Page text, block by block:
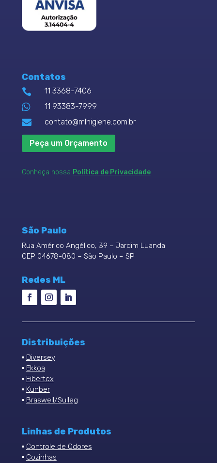
Contatos
 11 3368-7406
 11 93383-7999
 contato@mlhigiene.com.br
Peça um Orçamento
Conheça nossa Política de Privacidade
São Paulo
Rua Américo Angélico, 39 – Jardim Luanda
CEP 04678-080 – São Paulo – SP
Redes ML
Distribuições
▪ Diversey
▪ Ekkoa
▪ Fibertex
▪ Kunber
▪ Braswell/Sulleg
Linhas de Produtos
▪ Controle de Odores
▪ Cozinhas